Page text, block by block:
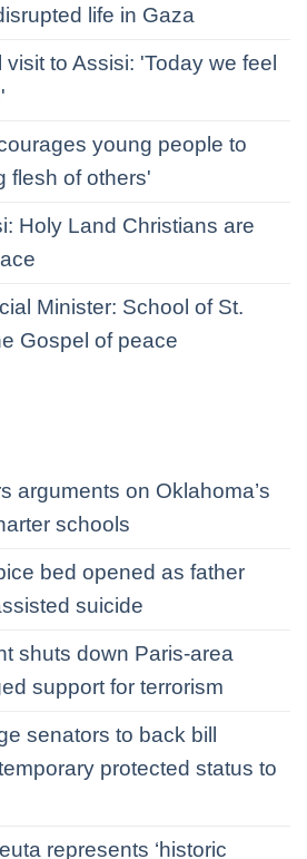
life in Gaza
to Assisi: 'Today we feel
young people to
flesh of others'
Holy Land Christians are
Minister: School of St.
Gospel of peace
arguments on Oklahoma’s
schools
bed opened as father
suicide
shuts down Paris-area
support for terrorism
senators to back bill
protected status to
represents ‘historic